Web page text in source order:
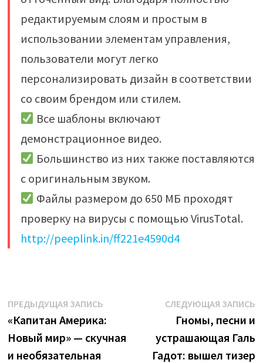
редактируемым слоям и простым в
использовании элементам управления,
пользователи могут легко
персонализировать дизайн в соответствии
со своим брендом или стилем.
Все шаблоны включают
демонстрационное видео.
Большинство из них также поставляются
с оригинальным звуком.
Файлы размером до 650 МБ проходят
проверку на вирусы с помощью VirusTotal.
http://peeplink.in/ff221e4590d4
Навигация
по
записям
ПРЕДЫДУЩАЯ ЗАПИСЬПредыдущая
запись:
«Капитан Америка:
Новый мир» — скучная
и необязательная
СЛЕДУЮЩАЯ ЗАПИСЬ
Гномы, песни и
устрашающая Галь
Гадот: вышел тизер